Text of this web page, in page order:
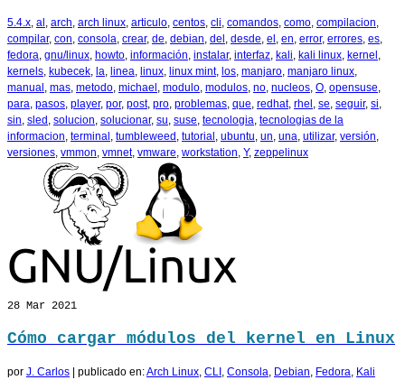
5.4.x, al , arch, arch linux, articulo, centos, cli, comandos, como, compilacion,
compilar, con, consola, crear, de, debian, del , desde, el , en, error, errores, es,
fedora, gnu/linux, howto, información, instalar, interfaz, kali, kali linux, kernel ,
kernels, kubecek, la, linea, linux, linux mint, los, manjaro, manjaro linux,
manual , mas, metodo, michael , modulo, modulos, no, nucleos, O, opensuse,
para, pasos, player, por, post, pro, problemas, que, redhat, rhel , se, seguir, si,
sin, sled , solucion, solucionar, su, suse, tecnologia, tecnologias de la
informacion, terminal , tumbleweed , tutorial , ubuntu, un, una, utilizar, versión,
versiones, vmmon, vmnet, vmware, workstation, Y, zeppelinux
28 Mar 2021
Cómo cargar módulos del kernel en Linux
por J. Carlos publicado en:Arch Linux, CLI , Consola, Debian, Fedora, Kali